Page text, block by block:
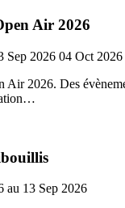
Air 2026
Sep 2026 04 Oct 2026
Air 2026. Des
au 13 Sep 2026